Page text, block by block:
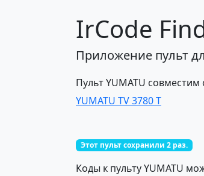
IrCode
Приложение пульт
Пульт YUMATU
YUMATU TV 3780 T
Этот пульт сохранили 2 раз.
Коды к пульту YUMATU